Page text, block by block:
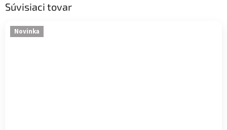
Súvisiaci tovar
Novinka